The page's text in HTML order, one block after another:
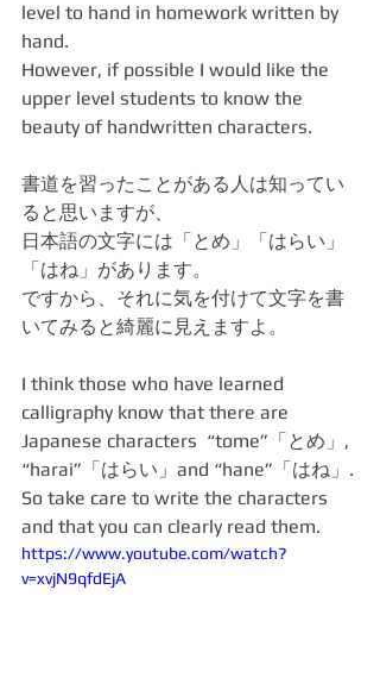
level to hand in homework written by
hand.
However, if possible I would like the
upper level students to know the
beauty of handwritten characters.
書道を習ったことがある人は知ってい
ると思いますが、
日本語の文字には「とめ」「はらい」
「はね」があります。
ですから、それに気を付けて文字を書
いてみると綺麗に見えますよ。
I think those who have learned
calligraphy know that there are
Japanese characters  “tome”「とめ」,
“harai”「はらい」and “hane”「はね」.
So take care to write the characters
and that you can clearly read them.
https://www.youtube.com/watch?
v=xvjN9qfdEjA